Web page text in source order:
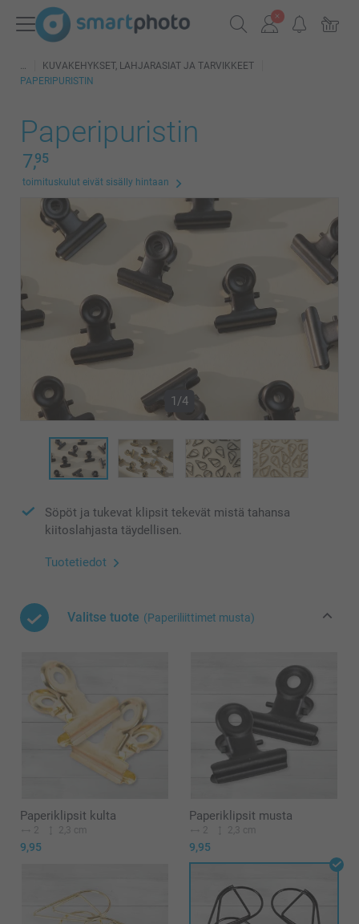
KUVAKEHYKSET, LAHJARASIAT JA TARVIKKEET
PAPERIPURISTIN
Paperipuristin
7,95
toimituskulut eivät sisälly hintaan
1/4
Söpöt ja tukevat klipsit tekevät mistä tahansa
kiitoslahjasta täydellisen.
Tuotetiedot
Valitse tuote (Paperiliittimet musta)
Paperiklipsit kulta
2 2,3 cm
9,95
Paperiklipsit musta
2 2,3 cm
9,95